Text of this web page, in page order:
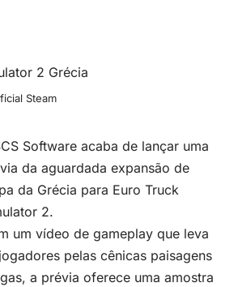
Steam
Software acaba de lançar uma
da aguardada expansão de
da Grécia para Euro Truck
2.
um vídeo de gameplay que leva
pelas cênicas paisagens
a prévia oferece uma amostra